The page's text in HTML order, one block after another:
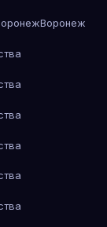
Воронеж